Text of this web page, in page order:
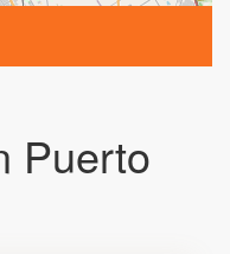
Puerto